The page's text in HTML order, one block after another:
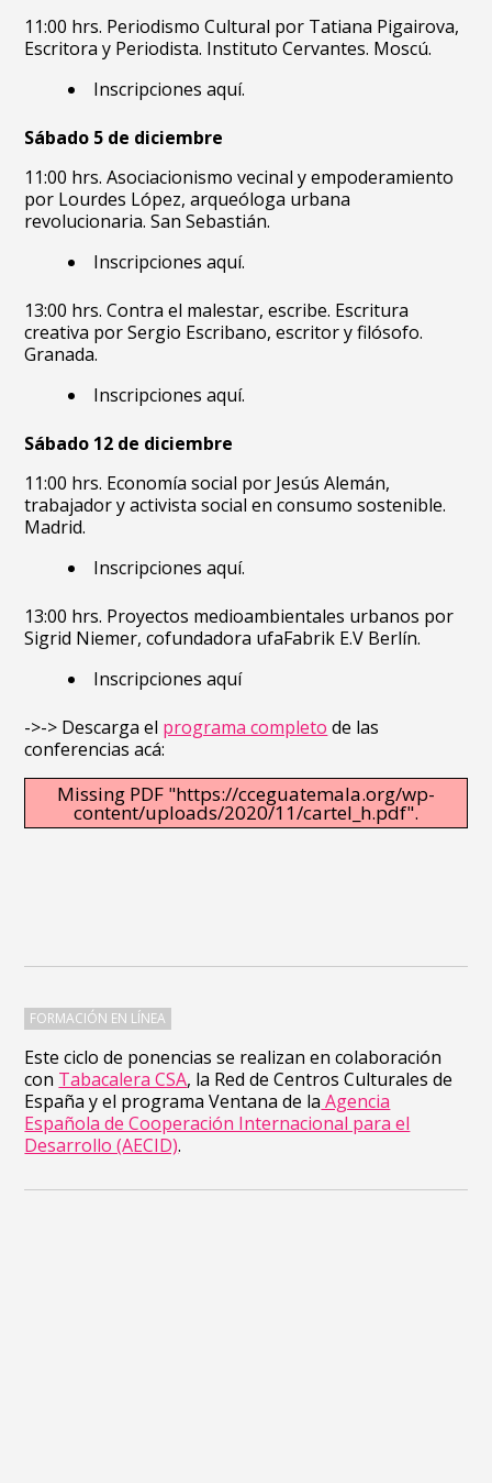
Este ciclo de ponencias se realizan en colaboración
con Tabacalera CSA, la Red de Centros Culturales de
España y el programa Ventana de la Agencia
Española de Cooperación Internacional para el
Desarrollo (AECID).
11:00 hrs. Periodismo Cultural por Tatiana Pigairova,
Escritora y Periodista. Instituto Cervantes. Moscú.
Inscripcionesaquí.
Sábado 5 de diciembre
11:00 hrs. Asociacionismo vecinal y empoderamiento
por Lourdes López, arqueóloga urbana
revolucionaria. San Sebastián.
Inscripcionesaquí.
13:00 hrs. Contra el malestar, escribe. Escritura
creativa por Sergio Escribano, escritor y filósofo.
Granada.
Inscripcionesaquí.
Sábado 12 de diciembre
11:00 hrs. Economía social por Jesús Alemán,
trabajador y activista social en consumo sostenible.
Madrid.
Inscripcionesaquí.
13:00 hrs. Proyectos medioambientales urbanos por
Sigrid Niemer, cofundadora ufaFabrik E.V Berlín.
Inscripcionesaquí
->-> Descarga el programa completo de las
conferencias acá:
Missing PDF "https://cceguatemala.org/wp-
content/uploads/2020/11/cartel_h.pdf".
FORMACIÓN EN LÍNEA